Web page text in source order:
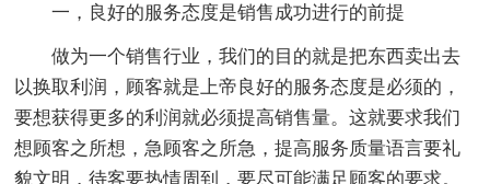
一，良好的服务态度是销售成功进行的前提
做为一个销售行业，我们的目的就是把东西卖出去
以换取利润，顾客就是上帝良好的服务态度是必须的，
要想获得更多的利润就必须提高销售量。这就要求我们
想顾客之所想，急顾客之所急，提高服务质量语言要礼
貌文明，待客要热情周到，要尽可能满足顾客的要求。